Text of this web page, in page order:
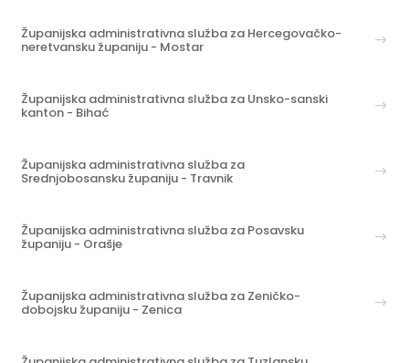
Županijska administrativna služba za Hercegovačko-
neretvansku županiju - Mostar
Županijska administrativna služba za Unsko-sanski
kanton - Bihać
Županijska administrativna služba za
Srednjobosansku županiju - Travnik
Županijska administrativna služba za Posavsku
županiju - Orašje
Županijska administrativna služba za Zeničko-
dobojsku županiju - Zenica